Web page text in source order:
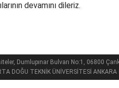
devamını dileriz.
Dumlupınar Bulvarı No:1, 06800
DOĞU TEKNİK ÜNİVERSİTESİ ANKARA